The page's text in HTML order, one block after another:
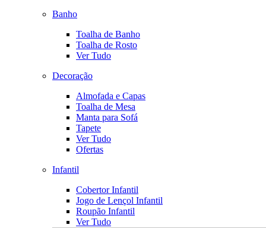
Banho
Toalha de Banho
Toalha de Rosto
Ver Tudo
Decoração
Almofada e Capas
Toalha de Mesa
Manta para Sofá
Tapete
Ver Tudo
Ofertas
Infantil
Cobertor Infantil
Jogo de Lençol Infantil
Roupão Infantil
Ver Tudo